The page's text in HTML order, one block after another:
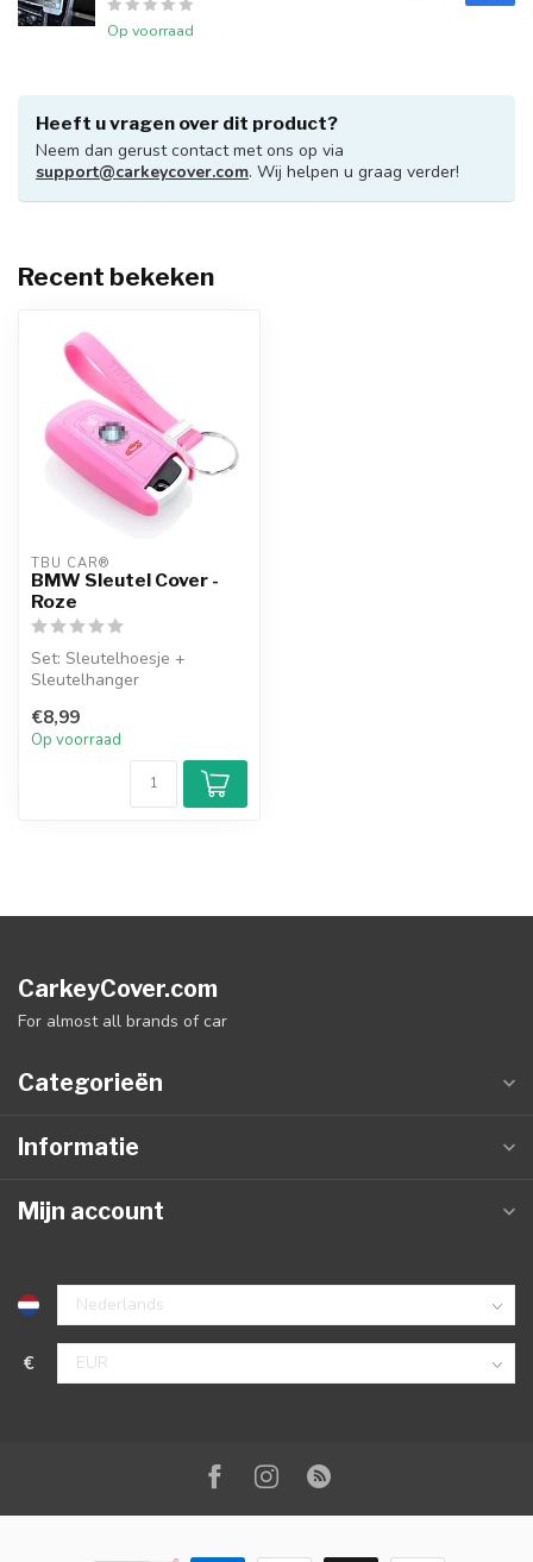
Op voorraad
Heeft u vragen over dit product?
Neem dan gerust contact met ons op via
support@carkeycover.com. Wij helpen u graag verder!
Recent bekeken
TBU CAR®
BMW Sleutel Cover -
Roze
Set: Sleutelhoesje +
Sleutelhanger
€8,99
Op voorraad
CarkeyCover.com
For almost all brands of car
Categorieën
Informatie
Mijn account
€